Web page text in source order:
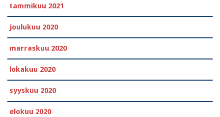
tammikuu 2021
joulukuu 2020
marraskuu 2020
lokakuu 2020
syyskuu 2020
elokuu 2020